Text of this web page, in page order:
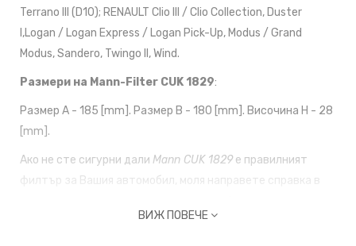
Terrano III (D10); RENAULT Clio III / Clio Collection, Duster
I,Logan / Logan Express / Logan Pick-Up, Modus / Grand
Modus, Sandero, Twingo II, Wind.
Размери на Mann-Filter CUK 1829:
Размер A - 185 [mm]. Размер B - 180 [mm]. Височина H - 28
[mm].
Ако не сте сигурни дали Mann CUK 1829 е правилният
филтър за Вашия автомобил, моля направете справка в
ВИЖ ПОВЕЧЕ